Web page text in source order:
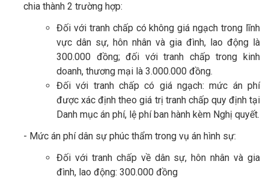
chia thành 2 trường hợp:
Đối với tranh chấp có không giá ngạch trong lĩnh
vực dân sự, hôn nhân và gia đình, lao động là
300.000 đồng; đối với tranh chấp trong kinh
doanh, thương mại là 3.000.000 đồng.
Đối với tranh chấp có giá ngạch: mức án phí
được xác định theo giá trị tranh chấp quy định tại
Danh mục án phí, lệ phí ban hành kèm Nghị quyết.
- Mức án phí dân sự phúc thẩm trong vụ án hình sự:
Đối với tranh chấp về dân sự, hôn nhân và gia
đình, lao động: 300.000 đồng